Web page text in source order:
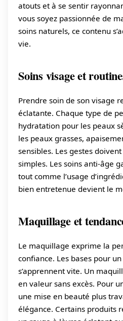
atouts et à se sentir
vous soyez passionnée de
soins naturels, ce contenu
vie.
Soins visage et
Prendre soin de son visage
éclatante. Chaque type de
hydratation pour les peaux
les peaux grasses,
sensibles. Les gestes
simples. Les soins anti-âge
tout comme l’usage
bien entretenue devient le
Maquillage et
Le maquillage exprime la
confiance. Les bases pour
s’apprennent vite. Un
en valeur sans excès. Pour
une mise en beauté plus
élégance. Certains produits